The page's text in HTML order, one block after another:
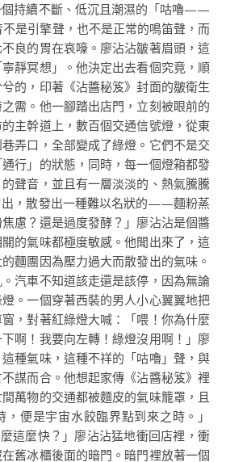
個持續不斷、低沉且潮濕的「咕嚕——
是引擎聲，也不是正常的鳴笛聲，而
良的胃在哀嚎。廖沾沾皺著眉頭，這
靜冥想」。他決定出去看個究竟，順
的，印著《沾醬秘笈》封面的皺衛生
需。他一腳踏出店門，立刻被眼前的
主幹道上，數百個交通信號燈，從東
弄口，全部變成了綠燈。它們不是交
行」的狀態，同時，每一個燈箱都發
聲音，並且有一層淡淡的、熱氣騰騰
出，散發出一種難以名狀的——麵粉蒸
慮？還是過度發酵？」廖沾沾是個醬
的氣味都極度敏感。他聞出來了，這
麵團因為壓力過大而散發出的氣味。
汽車不知道該走還是該停，因為無論
。一個穿著西裝的男人小心翼翼地把
，對著紅綠燈大喊：「喂！你為什麼
啊！我要向左轉！綠燈沒用啊！」廖
種氣味，這種不祥的「咕嚕」聲，與
謀而合。他想起家傳《沾醬秘笈》裡
萬物的交通都被麵皮的氣味籠罩，且
便是宇宙水餃臨界點到來之時。」
這麼快？」廖沾沾猛地衝回店裡，衝
舊冰櫃後面的暗門。暗門裡放著一個